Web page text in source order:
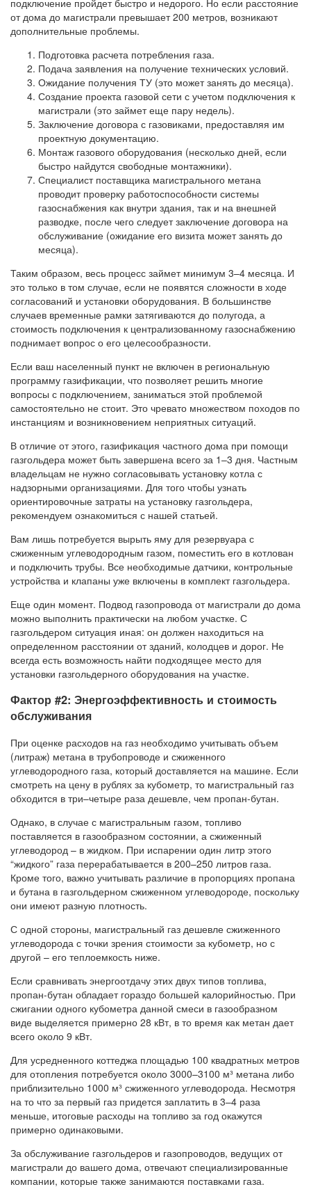
от дома до магистрали превышает 200 метров, возникают
дополнительные проблемы.
Подготовка расчета потребления газа.
Подача заявления на получение технических условий.
Ожидание получения ТУ (это может занять до месяца).
Создание проекта газовой сети с учетом подключения к
магистрали (это займет еще пару недель).
Заключение договора с газовиками, предоставляя им
проектную документацию.
Монтаж газового оборудования (несколько дней, если
быстро найдутся свободные монтажники).
Специалист поставщика магистрального метана
проводит проверку работоспособности системы
газоснабжения как внутри здания, так и на внешней
разводке, после чего следует заключение договора на
обслуживание (ожидание его визита может занять до
месяца).
Таким образом, весь процесс займет минимум 3–4 месяца. И
это только в том случае, если не появятся сложности в ходе
согласований и установки оборудования. В большинстве
случаев временные рамки затягиваются до полугода, а
стоимость подключения к централизованному газоснабжению
поднимает вопрос о его целесообразности.
Если ваш населенный пункт не включен в региональную
программу газификации, что позволяет решить многие
вопросы с подключением, заниматься этой проблемой
самостоятельно не стоит. Это чревато множеством походов по
инстанциям и возникновением неприятных ситуаций.
В отличие от этого, газификация частного дома при помощи
газгольдера может быть завершена всего за 1–3 дня. Частным
владельцам не нужно согласовывать установку котла с
надзорными организациями. Для того чтобы узнать
ориентировочные затраты на установку газгольдера,
рекомендуем ознакомиться с нашей статьей.
Вам лишь потребуется вырыть яму для резервуара с
сжиженным углеводородным газом, поместить его в котлован
и подключить трубы. Все необходимые датчики, контрольные
устройства и клапаны уже включены в комплект газгольдера.
Еще один момент. Подвод газопровода от магистрали до дома
можно выполнить практически на любом участке. С
газгольдером ситуация иная: он должен находиться на
определенном расстоянии от зданий, колодцев и дорог. Не
всегда есть возможность найти подходящее место для
установки газгольдерного оборудования на участке.
Фактор #2: Энергоэффективность и стоимость
обслуживания
При оценке расходов на газ необходимо учитывать объем
(литраж) метана в трубопроводе и сжиженного
углеводородного газа, который доставляется на машине. Если
смотреть на цену в рублях за кубометр, то магистральный газ
обходится в три–четыре раза дешевле, чем пропан-бутан.
Однако, в случае с магистральным газом, топливо
поставляется в газообразном состоянии, а сжиженный
углеводород – в жидком. При испарении один литр этого
“жидкого” газа перерабатывается в 200–250 литров газа.
Кроме того, важно учитывать различие в пропорциях пропана
и бутана в газгольдерном сжиженном углеводороде, поскольку
они имеют разную плотность.
С одной стороны, магистральный газ дешевле сжиженного
углеводорода с точки зрения стоимости за кубометр, но с
другой – его теплоемкость ниже.
Если сравнивать энергоотдачу этих двух типов топлива,
пропан-бутан обладает гораздо большей калорийностью. При
сжигании одного кубометра данной смеси в газообразном
виде выделяется примерно 28 кВт, в то время как метан дает
всего около 9 кВт.
Для усредненного коттеджа площадью 100 квадратных метров
для отопления потребуется около 3000–3100 м³ метана либо
приблизительно 1000 м³ сжиженного углеводорода. Несмотря
на то что за первый газ придется заплатить в 3–4 раза
меньше, итоговые расходы на топливо за год окажутся
примерно одинаковыми.
За обслуживание газгольдеров и газопроводов, ведущих от
магистрали до вашего дома, отвечают специализированные
компании, которые также занимаются поставками газа.